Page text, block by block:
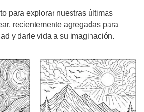
para explorar nuestras últimas
recientemente agregadas para
y darle vida a su imaginación.